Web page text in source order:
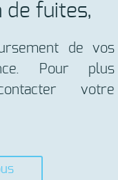
de fuites,
de vos
Pour plus
votre